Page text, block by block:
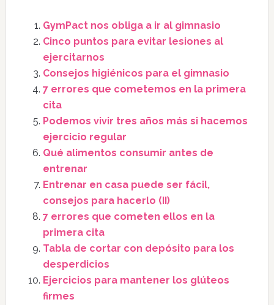
GymPact nos obliga a ir al gimnasio
Cinco puntos para evitar lesiones al
ejercitarnos
Consejos higiénicos para el gimnasio
7 errores que cometemos en la primera
cita
Podemos vivir tres años más si hacemos
ejercicio regular
Qué alimentos consumir antes de
entrenar
Entrenar en casa puede ser fácil,
consejos para hacerlo (II)
7 errores que cometen ellos en la
primera cita
Tabla de cortar con depósito para los
desperdicios
Ejercicios para mantener los glúteos
firmes